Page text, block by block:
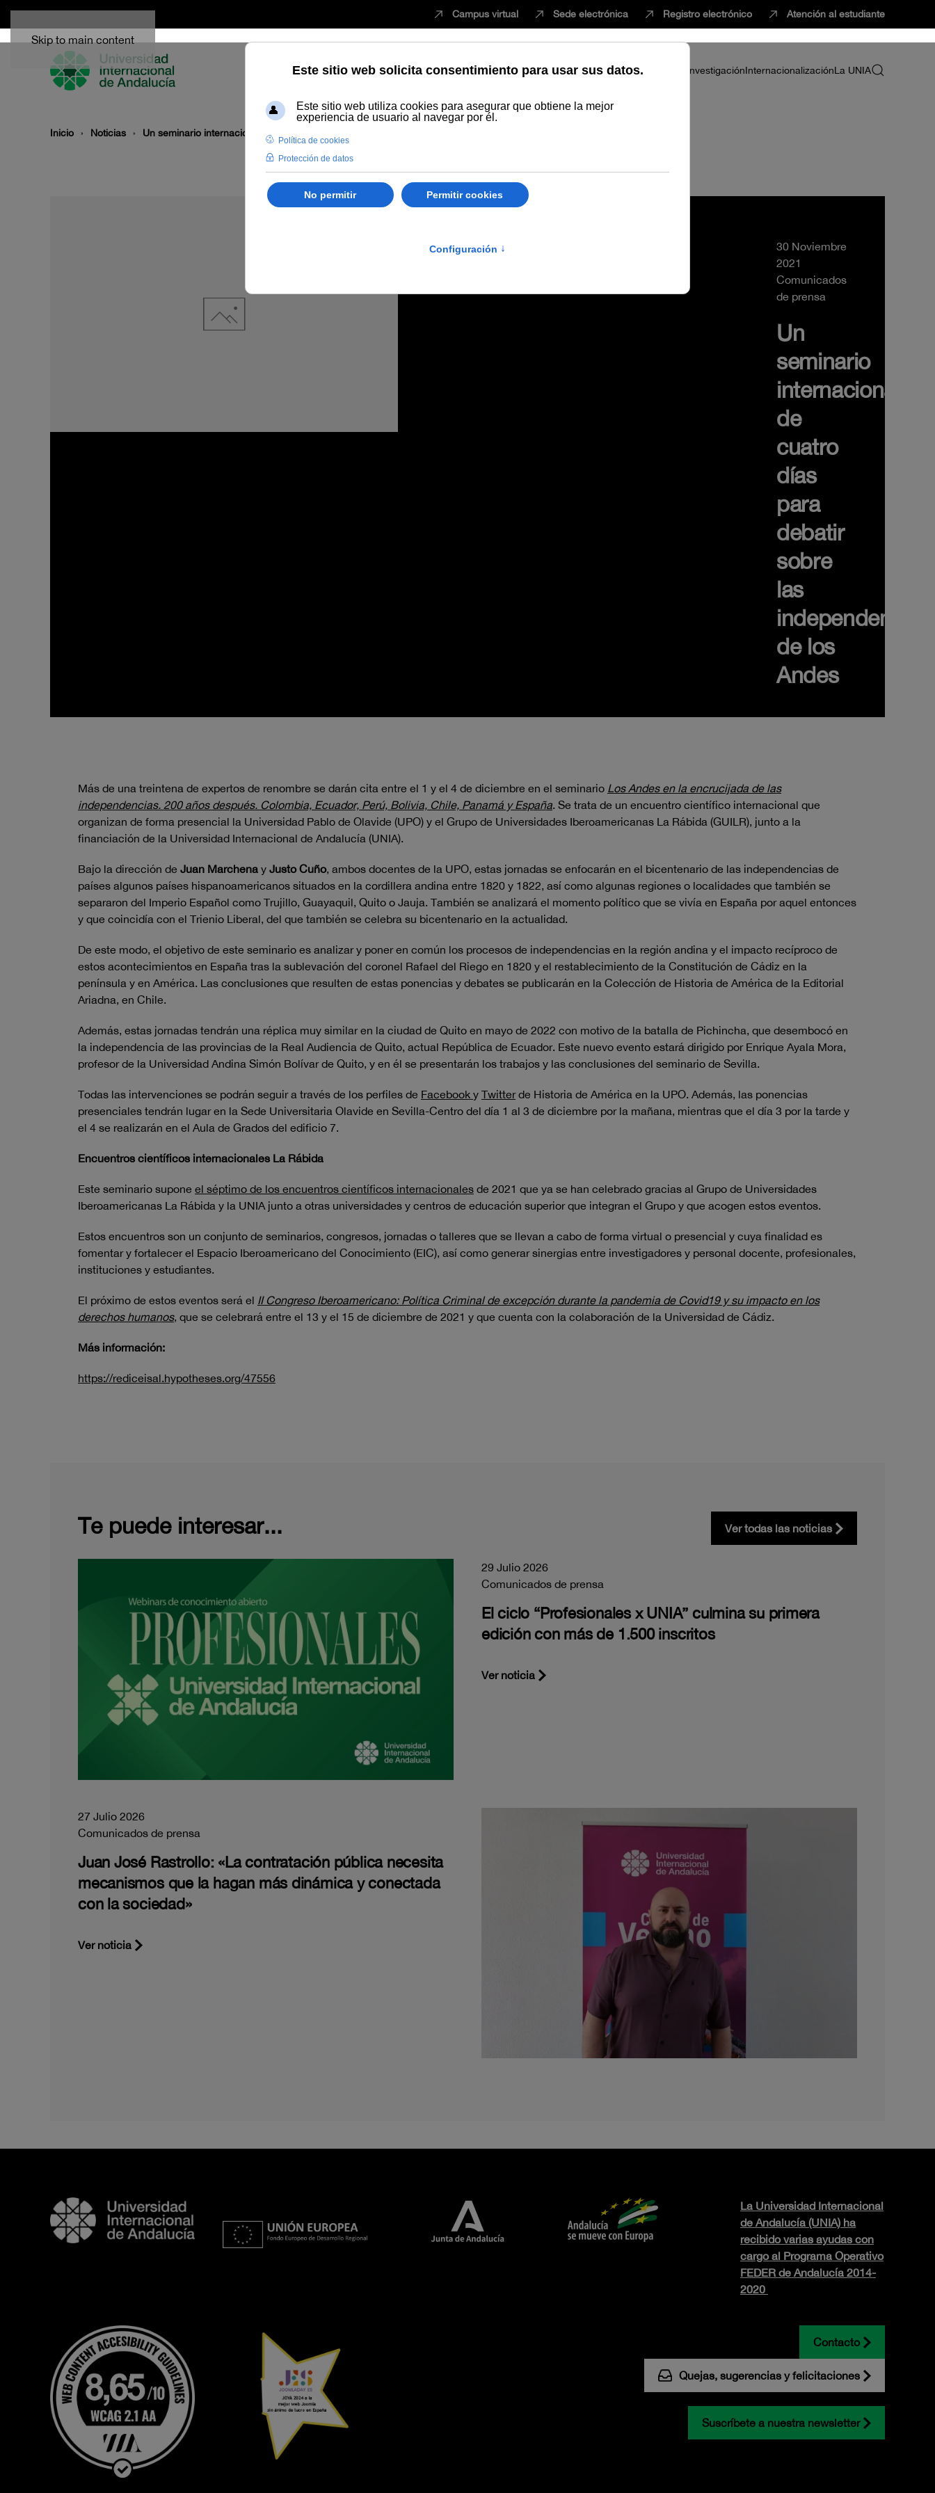
Skip to main content
Campus virtual Sede electrónica Registro electrónico Atención al estudiante
EstudiarInnovaciónVida universitariaProfesorado InvestigaciónInternacionalizaciónLa UNIA
Inicio Noticias Un seminario internacional de cuatro días para debatir sobre las independencias de los Andes
30 Noviembre
2021
Comunicados
de prensa
Un
seminario
internacional
de
cuatro
días
para
debatir
sobre
las
independencias
de los
Andes
Más de una treintena de expertos de renombre se darán cita entre el 1 y el 4 de diciembre en el seminario Los Andes en la encrucijada de las
independencias. 200 años después. Colombia, Ecuador, Perú, Bolivia, Chile, Panamá y España. Se trata de un encuentro científico internacional que
organizan de forma presencial la Universidad Pablo de Olavide (UPO) y el Grupo de Universidades Iberoamericanas La Rábida (GUILR), junto a la
financiación de la Universidad Internacional de Andalucía (UNIA).
Bajo la dirección de Juan Marchena y Justo Cuño, ambos docentes de la UPO, estas jornadas se enfocarán en el bicentenario de las independencias de
países algunos países hispanoamericanos situados en la cordillera andina entre 1820 y 1822, así como algunas regiones o localidades que también se
separaron del Imperio Español como Trujillo, Guayaquil, Quito o Jauja. También se analizará el momento político que se vivía en España por aquel entonces
y que coincidía con el Trienio Liberal, del que también se celebra su bicentenario en la actualidad.
De este modo, el objetivo de este seminario es analizar y poner en común los procesos de independencias en la región andina y el impacto recíproco de
estos acontecimientos en España tras la sublevación del coronel Rafael del Riego en 1820 y el restablecimiento de la Constitución de Cádiz en la
península y en América. Las conclusiones que resulten de estas ponencias y debates se publicarán en la Colección de Historia de América de la Editorial
Ariadna, en Chile.
Además, estas jornadas tendrán una réplica muy similar en la ciudad de Quito en mayo de 2022 con motivo de la batalla de Pichincha, que desembocó en
la independencia de las provincias de la Real Audiencia de Quito, actual República de Ecuador. Este nuevo evento estará dirigido por Enrique Ayala Mora,
profesor de la Universidad Andina Simón Bolívar de Quito, y en él se presentarán los trabajos y las conclusiones del seminario de Sevilla.
Todas las intervenciones se podrán seguir a través de los perfiles de Facebook y Twitterde Historia de América en la UPO. Además, las ponencias
presenciales tendrán lugar en la Sede Universitaria Olavide en Sevilla-Centro del día 1 al 3 de diciembre por la mañana, mientras que el día 3 por la tarde y
el 4 se realizarán en el Aula de Grados del edificio 7.
Encuentros científicos internacionales La Rábida
Este seminario supone el séptimo de los encuentros científicos internacionales de 2021 que ya se han celebrado gracias al Grupo de Universidades
Iberoamericanas La Rábida y la UNIA junto a otras universidades y centros de educación superior que integran el Grupo y que acogen estos eventos.
Estos encuentros son un conjunto de seminarios, congresos, jornadas o talleres que se llevan a cabo de forma virtual o presencial y cuya finalidad es
fomentar y fortalecer el Espacio Iberoamericano del Conocimiento (EIC), así como generar sinergias entre investigadores y personal docente, profesionales,
instituciones y estudiantes.
El próximo de estos eventos será el II Congreso Iberoamericano: Política Criminal de excepción durante la pandemia de Covid19 y su impacto en los
derechos humanos, que se celebrará entre el 13 y el 15 de diciembre de 2021 y que cuenta con la colaboración de la Universidad de Cádiz.
Más información:
https://rediceisal.hypotheses.org/47556
Te puede interesar... Ver todas las noticias
29 Julio 2026
Comunicados de prensa
El ciclo “Profesionales x UNIA” culmina su primera
edición con más de 1.500 inscritos
Ver noticia
27 Julio 2026
Comunicados de prensa
Juan José Rastrollo: «La contratación pública necesita
mecanismos que la hagan más dinámica y conectada
con la sociedad»
Ver noticia
La Universidad Internacional
de Andalucía (UNIA) ha
recibido varias ayudas con
cargo al Programa Operativo
FEDER de Andalucía 2014-
2020
Contacto
Quejas, sugerencias y felicitaciones
Suscríbete a nuestra newsletter